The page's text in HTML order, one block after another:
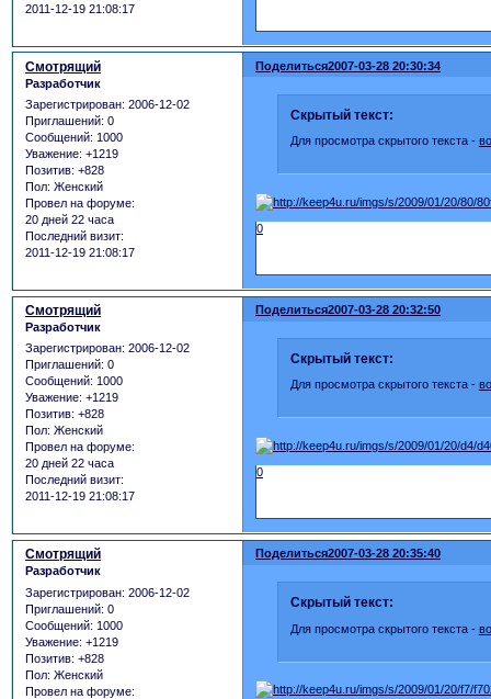
2011-12-19 21:08:17
Поделиться2007-03-28 20:30:34
Смотрящий
Разработчик
Зарегистрирован: 2006-12-02
Приглашений: 0
Сообщений: 1000
Уважение: +1219
Позитив: +828
Пол: Женский
Провел на форуме:
20 дней 22 часа
Последний визит:
2011-12-19 21:08:17
Скрытый текст:
Для просмотра скрытого текста -
0
Поделиться2007-03-28 20:32:50
Смотрящий
Разработчик
Зарегистрирован: 2006-12-02
Приглашений: 0
Сообщений: 1000
Уважение: +1219
Позитив: +828
Пол: Женский
Провел на форуме:
20 дней 22 часа
Последний визит:
2011-12-19 21:08:17
Скрытый текст:
Для просмотра скрытого текста -
0
Поделиться2007-03-28 20:35:40
Смотрящий
Разработчик
Зарегистрирован: 2006-12-02
Приглашений: 0
Сообщений: 1000
Уважение: +1219
Позитив: +828
Пол: Женский
Провел на форуме:
Скрытый текст:
Для просмотра скрытого текста -